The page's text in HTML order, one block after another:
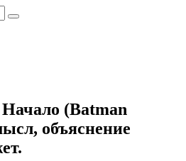
(Batman
объяснение